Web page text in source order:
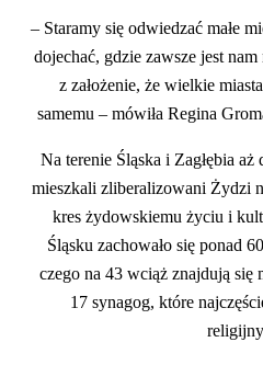
– Staramy się odwiedzać małe
dojechać, gdzie zawsze jest
z założenie, że wielkie
samemu – mówiła Regina
Na terenie Śląska i Zagłębia
mieszkali zliberalizowani Żydzi
kres żydowskiemu życiu i
Śląsku zachowało się ponad
czego na 43 wciąż znajdują się
17 synagog, które